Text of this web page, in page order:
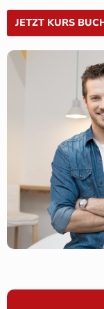
JETZT KURS